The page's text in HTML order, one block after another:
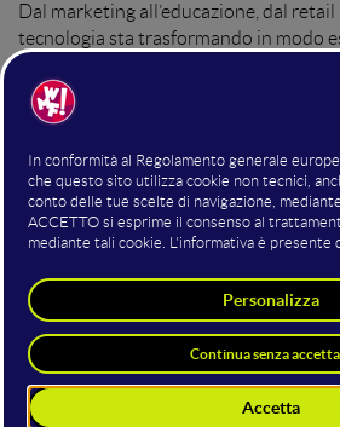
Dal marketing all’educazione, dal retail
tecnologia sta trasformando in modo
Hosting della sala
21 GIUGNO
21 GIUGNO 11:30 - 12:00